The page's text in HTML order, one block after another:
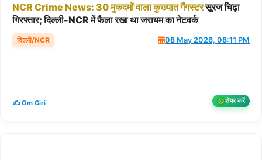
NCR Crime News: 30मुकदमोंवालाकुख्यातगैंगस्टरसूरज चिढ़ा
गिरफ्तार; दिल्ली-NCR में फैला रखा था जरायम का नेटवर्क
दिल्ली/NCR 08 May 2026, 08:11 PM
✍️ Om Giri शेयर करें